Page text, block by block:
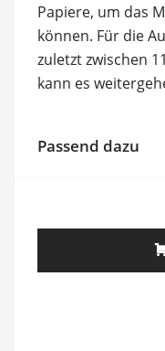
Papiere, um das
können. Für die
zuletzt zwischen
kann es
Passend dazu